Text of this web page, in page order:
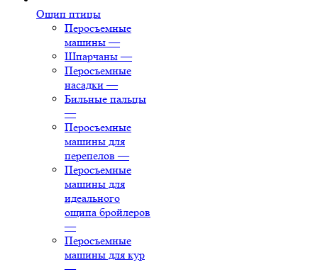
Ощип птицы
Перосъемные
машины —
Шпарчаны —
Перосъемные
насадки —
Бильные пальцы
—
Перосъемные
машины для
перепелов —
Перосъемные
машины для
идеального
ощипа бройлеров
—
Перосъемные
машины для кур
—